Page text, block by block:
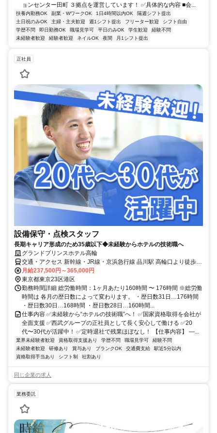
ョンセンター田町 ３拠点を運営しています！ ✅具体的な内容 ■会...
扶養内勤務OK 副業・WワークOK 1日4時間以内OK
隔週シフト提出
土日祝のみOK
主婦・主夫歓迎 週1シフト提出 フリーター歓迎
シフト自由
学歴不問
即日勤務OK 職場見学可 平日のみOK 学生歓迎
経験不問
未経験者歓迎
経験者歓迎 ネイルOK 夜間 月1シフト提出
正社員
設備保守・点検スタッフ
長期キャリア形成のため35歳以下◆未経験からホテルの技術職へ
グランドプリンスホテル高輪
交通・アクセス 新幹線・JR線・京浜急行線 品川駅 高輪口より徒歩5
分／都営地下鉄浅草線 高輪台駅 A1出口より徒歩約3分
月給237,500円～365,000円
東京都東京23区港区
勤務時間詳細 総労働時間：1ヶ月あたり160時間 〜 176時間 ※総労働
時間は 各月の歴日数によって変わります。 ・歴日数31日…176時間
・歴日数30日…168時間 ・歴日数28日…160時間...
仕事内容 ✅未経験から“ホテルの技術職”へ！ ✅国家資格取得を会社が
全面支援 ✅西武グループの正社員として長く安心して働ける ✅20
代〜30代が活躍中！ ✅定時退社で残業ほぼなし！ 【仕事内容】 ―...
業界未経験者歓迎 資格取得支援あり 学歴不問 職場見学可
経験不問
未経験者歓迎
研修あり 賞与あり ブランクOK 交通費支給
駅近5分以内
資格取得手当あり
シフト制 社割あり
同じ企業の求人
業務委託